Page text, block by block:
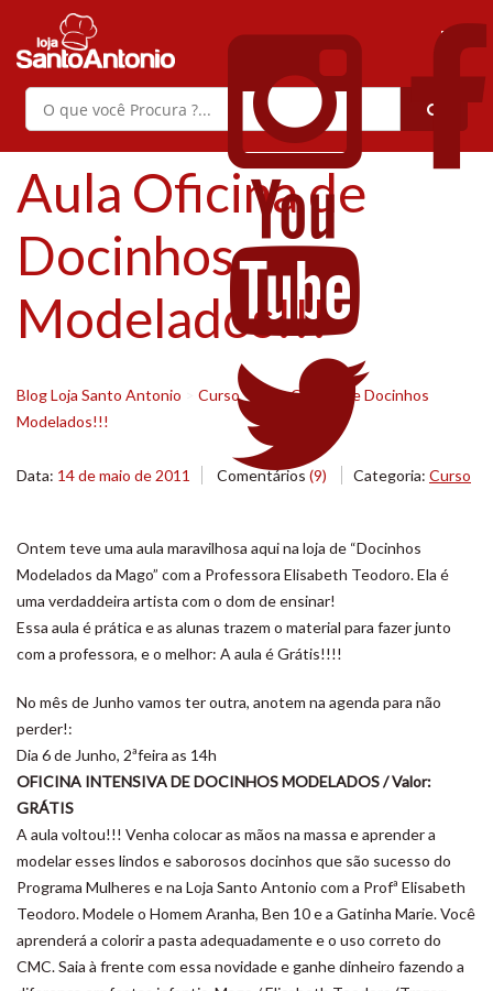
Aula Oficina de
Docinhos
Modelados!!!
Blog Loja Santo Antonio Curso>
Aula Oficina de Docinhos
Modelados!!!
Data: 14 de maio de 2011 Comentários (9) Categoria: Curso
Ontem teve uma aula maravilhosa aqui na loja de “Docinhos
Modelados da Mago” com a Professora Elisabeth Teodoro. Ela é
uma verdaddeira artista com o dom de ensinar!
Essa aula é prática e as alunas trazem o material para fazer junto
com a professora, e o melhor: A aula é Grátis!!!!
No mês de Junho vamos ter outra, anotem na agenda para não
perder!:
Dia 6 de Junho, 2ªfeira as 14h
OFICINA INTENSIVA DE DOCINHOS MODELADOS / Valor:
GRÁTIS
A aula voltou!!! Venha colocar as mãos na massa e aprender a
modelar esses lindos e saborosos docinhos que são sucesso do
Programa Mulheres e na Loja Santo Antonio com a Profª Elisabeth
Teodoro. Modele o Homem Aranha, Ben 10 e a Gatinha Marie. Você
aprenderá a colorir a pasta adequadamente e o uso correto do
CMC. Saia à frente com essa novidade e ganhe dinheiro fazendo a